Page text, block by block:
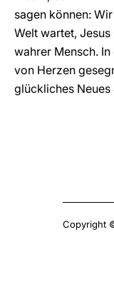
sagen können:
Welt wartet,
wahrer Mensch.
von Herzen
glückliches Neues
Copyright